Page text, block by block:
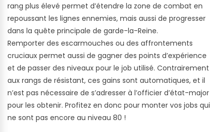
rang plus élevé permet d’étendre la zone de combat en
repoussant les lignes ennemies, mais aussi de progresser
dans la quête principale de garde-la-Reine.
Remporter des escarmouches ou des affrontements
cruciaux permet aussi de gagner des points d’expérience
et de passer des niveaux pour le job utilisé. Contrairement
aux rangs de résistant, ces gains sont automatiques, et il
n’est pas nécessaire de s’adresser à l’officier d’état-major
pour les obtenir. Profitez en donc pour monter vos jobs qui
ne sont pas encore au niveau 80 !